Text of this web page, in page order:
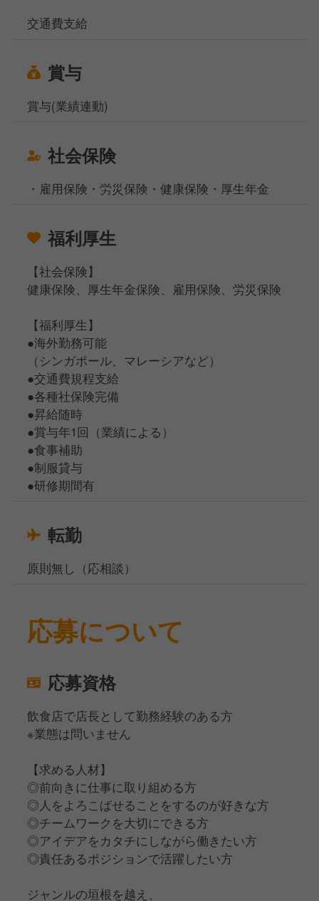
交通費支給
賞与
賞与(業績連動)
社会保険
・雇用保険・労災保険・健康保険・厚生年金
福利厚生
【社会保険】
健康保険、厚生年金保険、雇用保険、労災保険
【福利厚生】
●海外勤務可能
（シンガポール、マレーシアなど）
●交通費規程支給
●各種社保険完備
●昇給随時
●賞与年1回（業績による）
●食事補助
●制服貸与
●研修期間有
転勤
原則無し（応相談）
応募について
応募資格
飲食店で店長として勤務経験のある方
※業態は問いません
【求める人材】
◎前向きに仕事に取り組める方
◎人をよろこばせることをするのが好きな方
◎チームワークを大切にできる方
◎アイデアをカタチにしながら働きたい方
◎責任あるポジションで活躍したい方
ジャンルの垣根を越え、